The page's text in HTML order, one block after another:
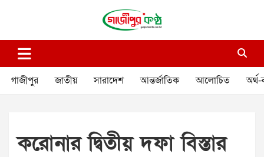
গাজীপুর কণ্ঠ
গাজীপুর জাতীয় সারাদেশ আন্তর্জাতিক আলোচিত অর্থ-
করোনার দ্বিতীয় দফা বিস্তার